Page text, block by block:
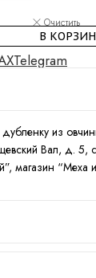
Очистить
В
Telegram
из
Вал, д. 5,
магазин “Меха